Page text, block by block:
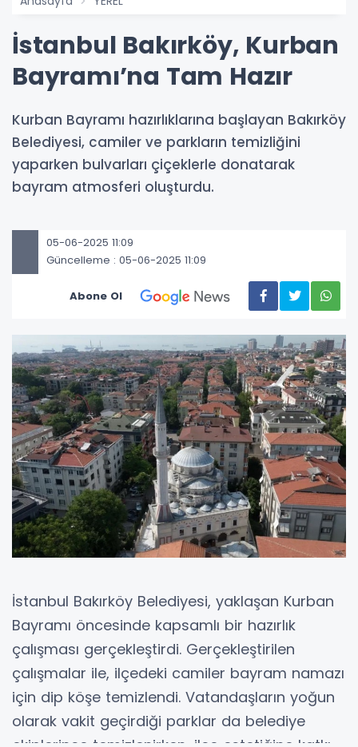
İstanbul Bakırköy, Kurban
Bayramı’na Tam Hazır
Kurban Bayramı hazırlıklarına başlayan Bakırköy
Belediyesi, camiler ve parkların temizliğini
yaparken bulvarları çiçeklerle donatarak
bayram atmosferi oluşturdu.
05-06-2025 11:09
Güncelleme : 05-06-2025 11:09
Abone Ol
İstanbul Bakırköy Belediyesi, yaklaşan Kurban
Bayramı öncesinde kapsamlı bir hazırlık
çalışması gerçekleştirdi. Gerçekleştirilen
çalışmalar ile, ilçedeki camiler bayram namazı
için dip köşe temizlendi. Vatandaşların yoğun
olarak vakit geçirdiği parklar da belediye